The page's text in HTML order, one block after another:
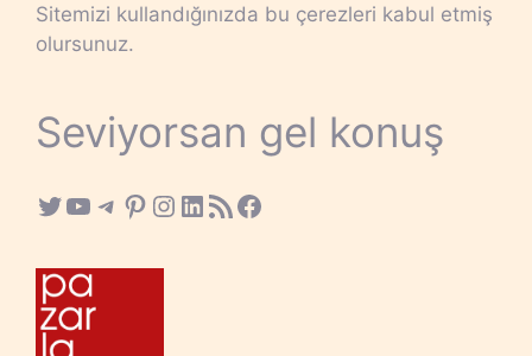
Sitemizi kullandığınızda bu çerezleri kabul etmiş
olursunuz.
Seviyorsan gel konuş
Twitter
YouTube
Telegram
Pinterest
Instagram
LinkedIn
RSS FeedFacebook